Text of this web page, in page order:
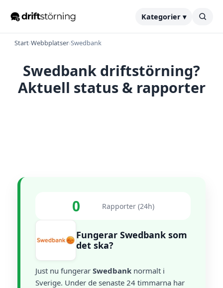
Kategorier ▾
Start›Webbplatser›Swedbank
Swedbank driftstörning?
Aktuell status & rapporter
0 Rapporter (24h)
Fungerar Swedbank som
det ska?
Just nu fungerar Swedbank normalt i
Sverige. Under de senaste 24 timmarna har